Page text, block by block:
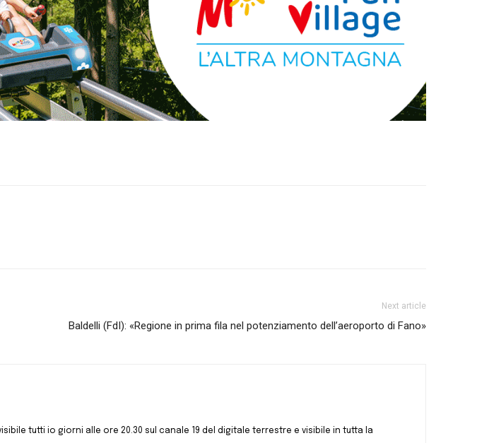
Next article
Baldelli (FdI): «Regione in prima fila nel potenziamento dell’aeroporto di Fano»
tutti io giorni alle ore 20.30 sul canale 19 del digitale terrestre e visibile in tutta la